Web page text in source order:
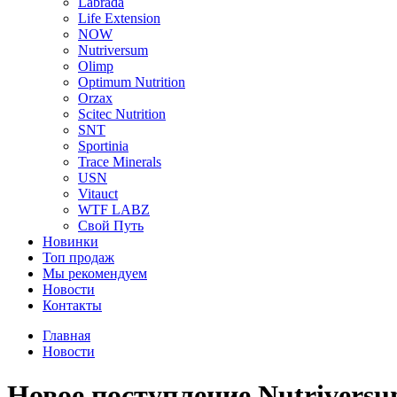
Life Extension
NOW
Nutriversum
Olimp
Optimum Nutrition
Orzax
Scitec Nutrition
SNT
Sportinia
Trace Minerals
USN
Vitauct
WTF LABZ
Свой Путь
Новинки
Топ продаж
Мы рекомендуем
Новости
Контакты
Главная
Новости